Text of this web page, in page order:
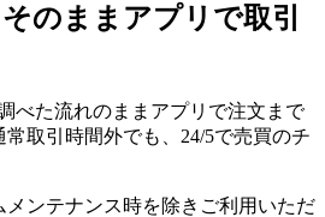
のままアプリで取引
べた流れのままアプリで注文まで
取引時間外でも、24/5で売買のチ
ンテナンス時を除きご利用いただ